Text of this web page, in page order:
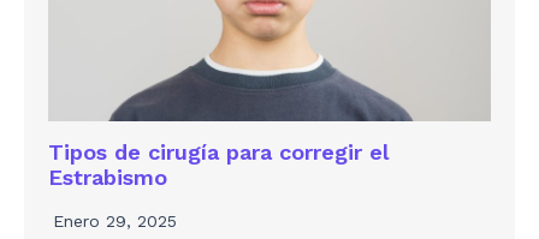
Tipos de cirugía para corregir el
Estrabismo
Enero 29, 2025